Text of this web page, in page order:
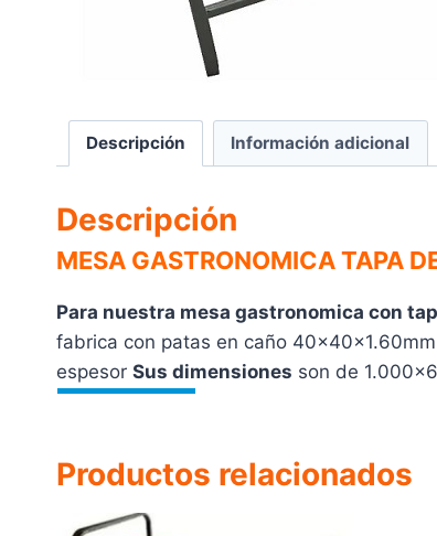
Descripción Información adicional
Descripción
MESA GASTRONOMICA TAPA
Para nuestra mesa gastronomica con
fabrica con patas en caño
espesor Sus dimensiones son de
Productos relacionados